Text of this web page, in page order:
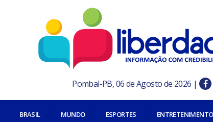
Pombal-PB, 06 de Agosto de 2026 |
BRASIL MUNDO ESPORTES ENTRETENIMENTO